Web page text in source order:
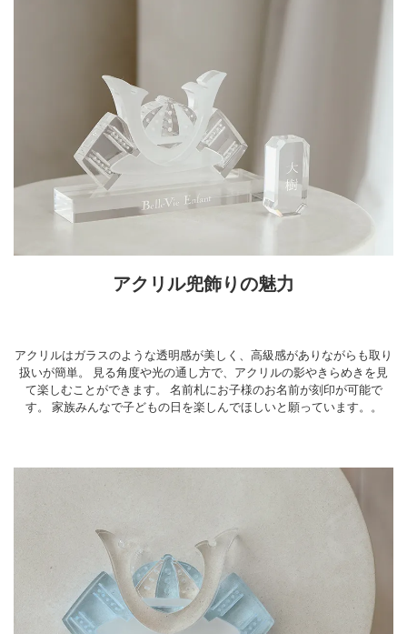
アクリル兜飾りの魅力
アクリルはガラスのような透明感が美しく、高級感がありながらも取り
扱いが簡単。
見る角度や光の通し方で、アクリルの影やきらめきを見
て楽しむことができます。
名前札にお子様のお名前が刻印が可能で
す。
家族みんなで子どもの日を楽しんでほしいと願っています。。